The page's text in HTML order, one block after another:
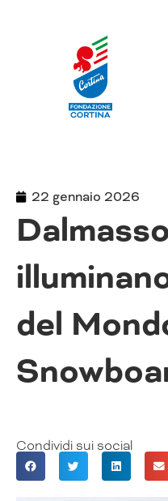
22 gennaio 2026
del
Condividi sui social